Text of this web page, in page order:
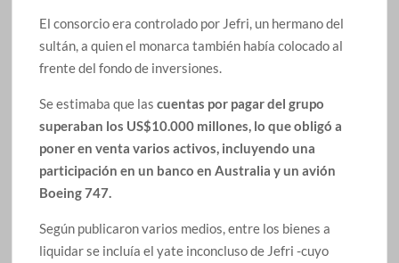
El consorcio era controlado por Jefri, un hermano del
sultán, a quien el monarca también había colocado al
frente del fondo de inversiones.
Se estimaba que lascuentas por pagar del grupo
superaban los US$10.000 millones, lo que obligó a
poner en venta varios activos, incluyendo una
participación en un banco en Australia y un avión
Boeing 747.
Según publicaron varios medios, entre los bienes a
liquidar se incluía el yate inconcluso de Jefri -cuyo